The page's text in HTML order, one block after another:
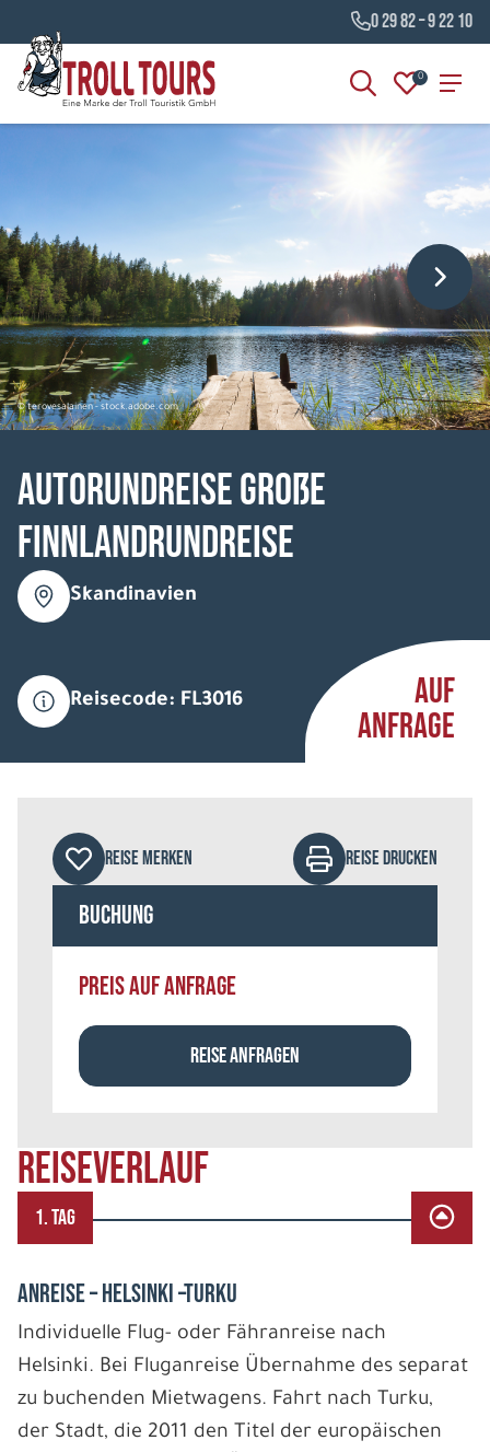
0 29 82 – 9 22 10
0
© terovesalainen - stock.adobe.com
Autorundreise Große
Finnlandrundreise
Skandinavien
Reisecode: FL3016
AUF
ANFRAGE
REISEVERLAUF
1. TAG
ANREISE – HELSINKI –TURKU
Individuelle Flug- oder Fähranreise nach
Helsinki. Bei Fluganreise Übernahme des separat
zu buchenden Mietwagens. Fahrt nach Turku,
der Stadt, die 2011 den Titel der europäischen
REISE MERKEN REISE DRUCKEN
Buchung
PREIS AUF ANFRAGE
REISE ANFRAGEN